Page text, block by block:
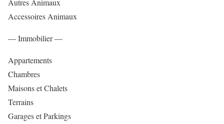
Autres Animaux
Accessoires Animaux
— Immobilier —
Appartements
Chambres
Maisons et Chalets
Terrains
Garages et Parkings